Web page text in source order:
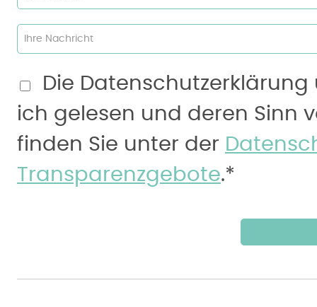
Ihre Nachricht
Die
ich gelesen und deren Sinn
finden Sie unter der
Transparenzgebote.*